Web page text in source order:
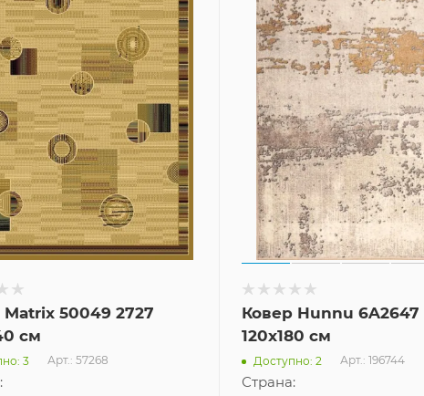
Matrix 50049 2727
см
3 Арт.: 57268
Ковер Hunnu 6A2647
120x180 см
Доступно: 2 Арт.: 196744
Страна: